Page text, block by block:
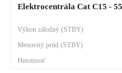
Elektrocentrála Cat C15 -